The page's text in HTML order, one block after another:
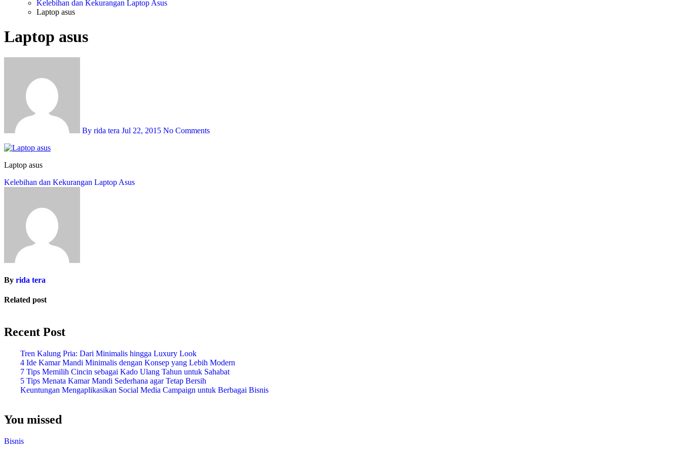
Kelebihan dan Kekurangan Laptop Asus
Laptop asus
Laptop asus
By rida tera Jul 22, 2015 No Comments
Laptop asus
Post
Kelebihan dan Kekurangan Laptop Asus
By rida tera
Related post
Recent Post
Tren Kalung Pria: Dari Minimalis hingga Luxury Look
4 Ide Kamar Mandi Minimalis dengan Konsep yang Lebih Modern
7 Tips Memilih Cincin sebagai Kado Ulang Tahun untuk Sahabat
5 Tips Menata Kamar Mandi Sederhana agar Tetap Bersih
Keuntungan Mengaplikasikan Social Media Campaign untuk Berbagai Bisnis
You missed
Bisnis